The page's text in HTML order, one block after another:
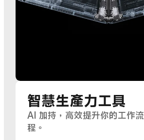
智慧生產力工具
AI 加持，高效提升你的工作流
程。